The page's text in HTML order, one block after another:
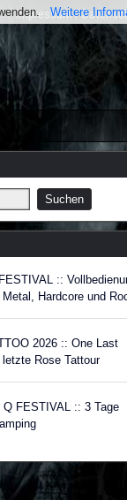
Impressum /
::
Hardcore und
2026 :: One Last
letzte Rose Tattour
Q FESTIVAL :: 3 Tage
Weitere